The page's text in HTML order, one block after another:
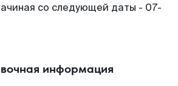
со следующей даты - 07-
информация